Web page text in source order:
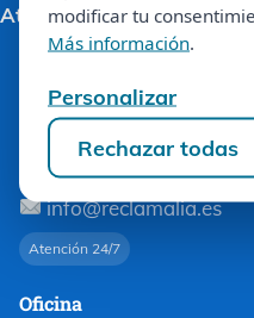
Atendemos 24/7.
Contacto
900 525 939
WhatsApp: +34 912
info@reclamalia.es
Atención 24/7
Oficina
modificar tu
Más información.
Personalizar
Rechazar todas
modificar tu
Más información
Personalizar
Rechazar todas